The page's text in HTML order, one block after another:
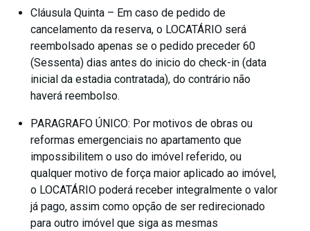
Cláusula Quinta – Em caso de pedido de
cancelamento da reserva, o LOCATÁRIO será
reembolsado apenas se o pedido preceder 60
(Sessenta) dias antes do inicio do check-in (data
inicial da estadia contratada), do contrário não
haverá reembolso.
PARAGRAFO ÚNICO: Por motivos de obras ou
reformas emergenciais no apartamento que
impossibilitem o uso do imóvel referido, ou
qualquer motivo de força maior aplicado ao imóvel,
o LOCATÁRIO poderá receber integralmente o valor
já pago, assim como opção de ser redirecionado
para outro imóvel que siga as mesmas